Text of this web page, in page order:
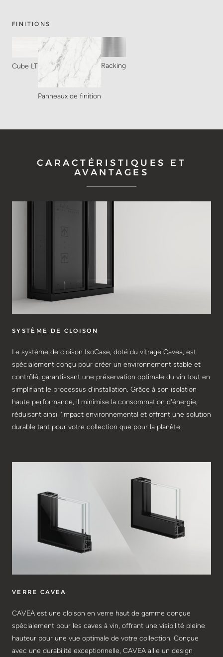
FINITIONS
Cube LT
Panneaux de finition
Racking
CARACTÉRISTIQUES ET
AVANTAGES
SYSTÈME DE CLOISON
Le système de cloison IsoCase, doté du vitrage Cavea, est
spécialement conçu pour créer un environnement stable et
contrôlé, garantissant une préservation optimale du vin tout en
simplifiant le processus d'installation. Grâce à son isolation
haute performance, il minimise la consommation d'énergie,
réduisant ainsi l'impact environnemental et offrant une solution
durable tant pour votre collection que pour la planète.
VERRE CAVEA
CAVEA est une cloison en verre haut de gamme conçue
spécialement pour les caves à vin, offrant une visibilité pleine
hauteur pour une vue optimale de votre collection. Conçue
avec une durabilité exceptionnelle, CAVEA allie un design